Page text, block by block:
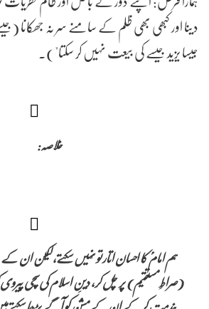
دینا اور کبھی بھی ظلم کے سامنے سر نہ جھکانا
جیسا یزید جیسے کی بیعت نہیں کر سکتا").
خلاصہ:
ہم امامؑ کا احسان اتار تو نہیں سکتے، لیکن
(صراطِ مستقیم) پر چل کر، دینِ اسلام کی سچی